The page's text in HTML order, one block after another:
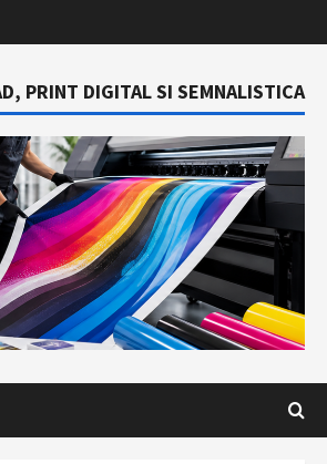
PRINT DIGITAL SI SEMNALISTICA